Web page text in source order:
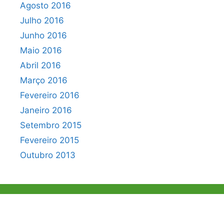
Agosto 2016
Julho 2016
Junho 2016
Maio 2016
Abril 2016
Março 2016
Fevereiro 2016
Janeiro 2016
Setembro 2015
Fevereiro 2015
Outubro 2013